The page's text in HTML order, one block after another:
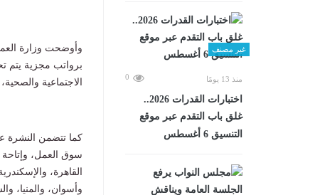
غير مصنف
منذ 13 يومًا 0
اختبارات القدرات 2026..
غلق باب التقدم عبر موقع
التنسيق 6 أغسطس
وأوضحت وزارة
برواتب مجزية يتم
الاجتماعية
كما تتضمن النشرة
سوق العمل،
القاهرة،
وأسوان، والمنيا،